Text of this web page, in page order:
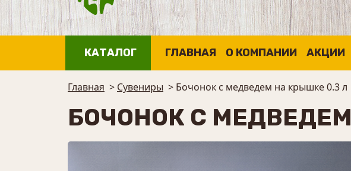
КАТАЛОГ ГЛАВНАЯ О КОМПАНИИ АКЦИИ
Главная > Сувениры > Бочонок с медведем на крышке 0.3 л
БОЧОНОК С